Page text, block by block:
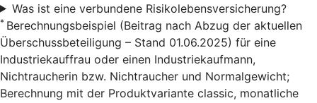
Was ist eine verbundene Risikolebensversicherung?
* Berechnungsbeispiel (Beitrag nach Abzug der aktuellen
Überschussbeteiligung – Stand 01.06.2025) für eine
Industriekauffrau oder einen Industriekaufmann,
Nichtraucherin bzw. Nichtraucher und Normalgewicht;
Berechnung mit der Produktvariante classic, monatliche